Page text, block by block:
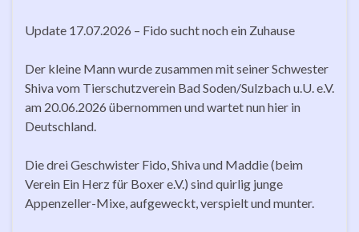
Update 17.07.2026 – Fido sucht noch ein Zuhause
Der kleine Mann wurde zusammen mit seiner Schwester
Shiva vom Tierschutzverein Bad Soden/Sulzbach u.U. e.V.
am 20.06.2026 übernommen und wartet nun hier in
Deutschland.
Die drei Geschwister Fido, Shiva und Maddie (beim
Verein Ein Herz für Boxer e.V.) sind quirlig junge
Appenzeller-Mixe, aufgeweckt, verspielt und munter.